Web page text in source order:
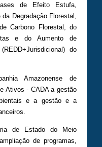
de Efeito Estufa,
Degradação Florestal,
Carbono Florestal, do
e do Aumento de
do
Amazonense de
Ativos - CADA a gestão
e a gestão e a
de Estado do Meio
de programas,